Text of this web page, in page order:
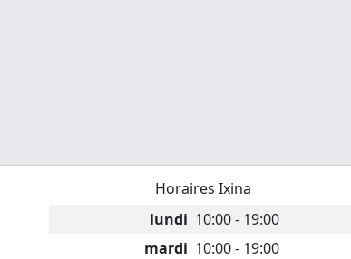
Horaires Ixina
lundi 10:00 - 19:00
mardi 10:00 - 19:00